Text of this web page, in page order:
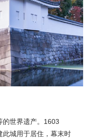
的世界遗产。1603
此城用于居住，幕末时